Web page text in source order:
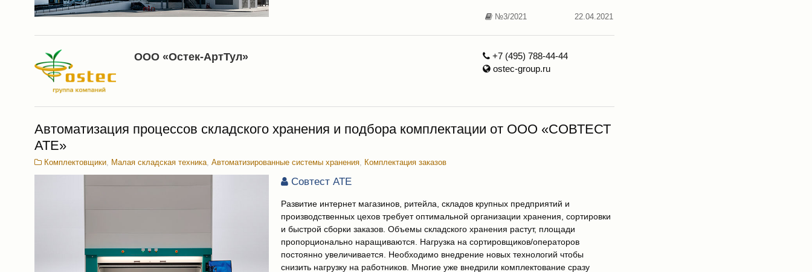
№3/2021 22.04.2021
ООО «Остек-АртТул»
+7 (495) 788-44-44
ostec-group.ru
Автоматизация процессов складского хранения и подбора комплектации от ООО «СОВТЕСТ
АТЕ»
Комплектовщики Малая складская техника Автоматизированные системы хранения Комплектация заказов
Совтест АТЕ
Развитие интернет магазинов, ритейла, складов крупных предприятий и
производственных цехов требует оптимальной организации хранения, сортировки
и быстрой сборки заказов. Объемы складского хранения растут, площади
пропорционально наращиваются. Нагрузка на сортировщиков/операторов
постоянно увеличивается. Необходимо внедрение новых технологий чтобы
снизить нагрузку на работников. Многие уже внедрили комплектование сразу